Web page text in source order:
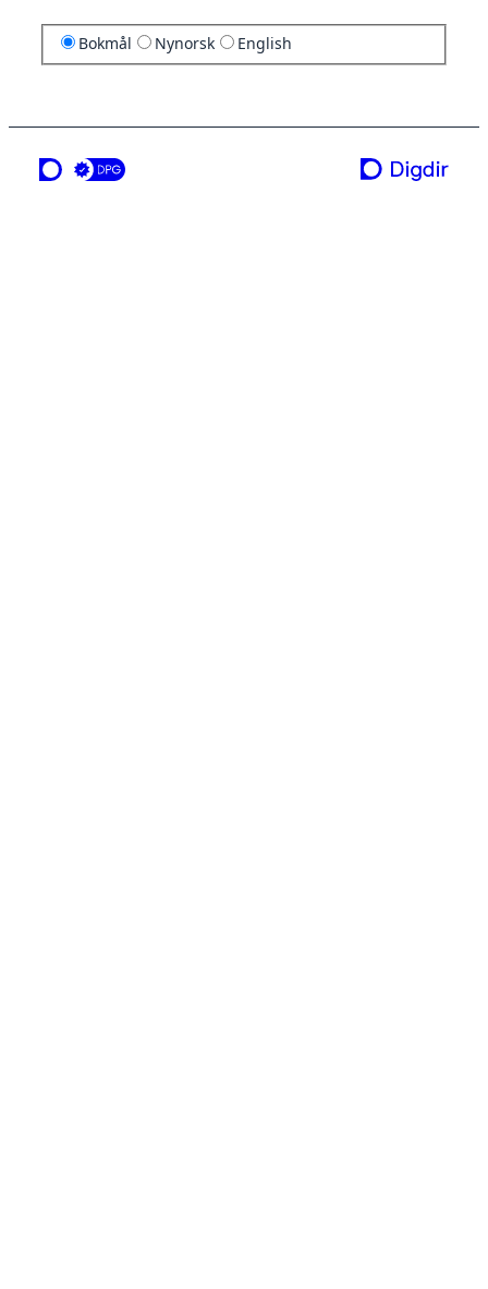
Bokmål Nynorsk English